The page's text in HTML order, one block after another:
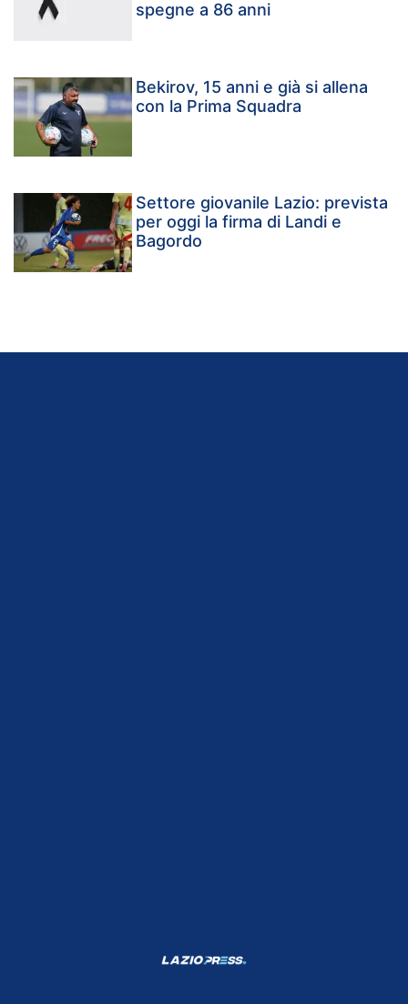
spegne a 86 anni
Bekirov, 15 anni e già si allena
con la Prima Squadra
Settore giovanile Lazio: prevista
per oggi la firma di Landi e
Bagordo